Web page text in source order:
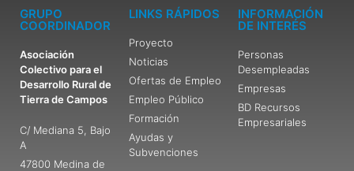
GRUPO
COORDINADOR
Asociación
Colectivo para el
Desarrollo Rural de
Tierra de Campos
C/ Mediana 5, Bajo
A
47800 Medina de
LINKS RÁPIDOS
Proyecto
Noticias
Ofertas de Empleo
Empleo Público
Formación
Ayudas y
Subvenciones
INFORMACIÓN
DE INTERÉS
Personas
Desempleadas
Empresas
BD Recursos
Empresariales